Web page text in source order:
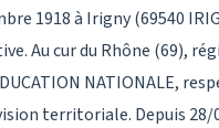
1918 à Irigny (69540
Au cur du Rhône (69),
NATIONALE,
territoriale. Depuis